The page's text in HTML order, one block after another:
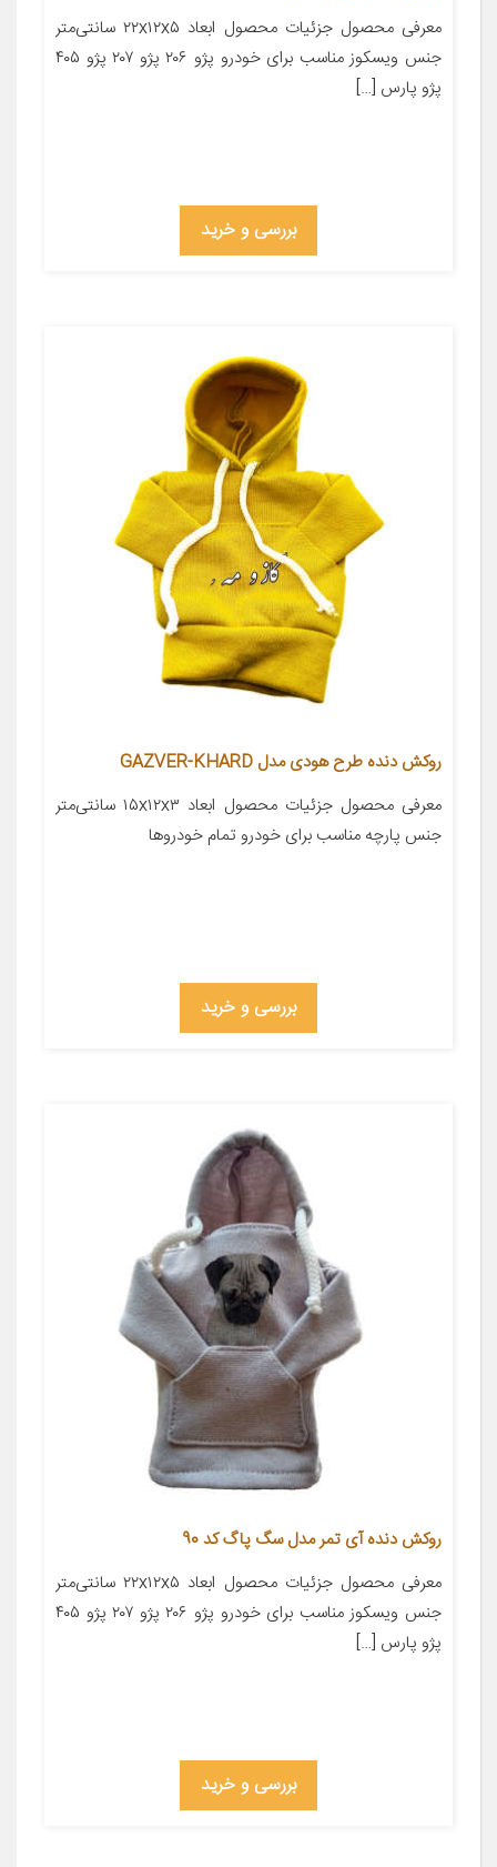
معرفی محصول جزئیات محصول ابعاد ۲۲x۱۲x۵ سانتی‌متر
جنس ویسکوز مناسب برای خودرو پژو ۲۰۶ پژو ۲۰۷ پژو ۴۰۵
پژو پارس […]
بررسی و خرید
روکش دنده طرح هودی مدل GAZVER-KHARD
معرفی محصول جزئیات محصول ابعاد ۱۵x۱۲x۳ سانتی‌متر
جنس پارچه مناسب برای خودرو تمام خودروها
بررسی و خرید
روکش دنده آی تمر مدل سگ پاگ کد 90
معرفی محصول جزئیات محصول ابعاد ۲۲x۱۲x۵ سانتی‌متر
جنس ویسکوز مناسب برای خودرو پژو ۲۰۶ پژو ۲۰۷ پژو ۴۰۵
پژو پارس […]
بررسی و خرید